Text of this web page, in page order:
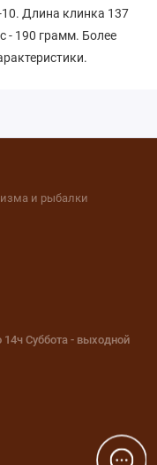
Длина клинка 137
- 190 грамм. Более
и рыбалки
14ч Суббота - выходной